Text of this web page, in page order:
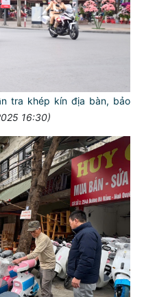
tra khép kín địa bàn, bảo
16:30)